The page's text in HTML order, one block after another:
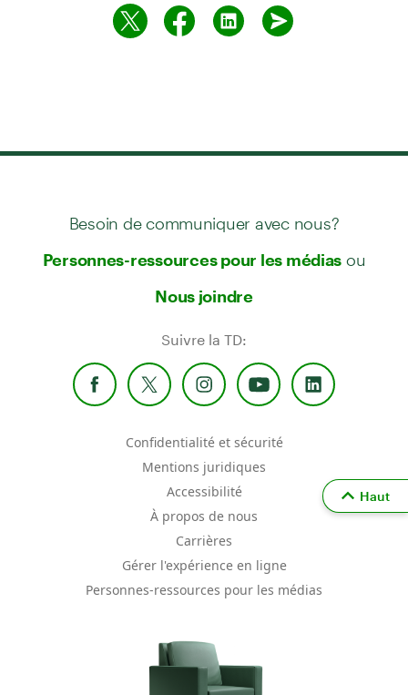
Besoin de communiquer avec nous?
Personnes-ressources pour les médias ou
Nous joindre
Suivre la TD:
Confidentialité et sécurité
Mentions juridiques
Accessibilité
À propos de nous
Carrières
Gérer l'expérience en ligne
Personnes-ressources pour les médias
Haut